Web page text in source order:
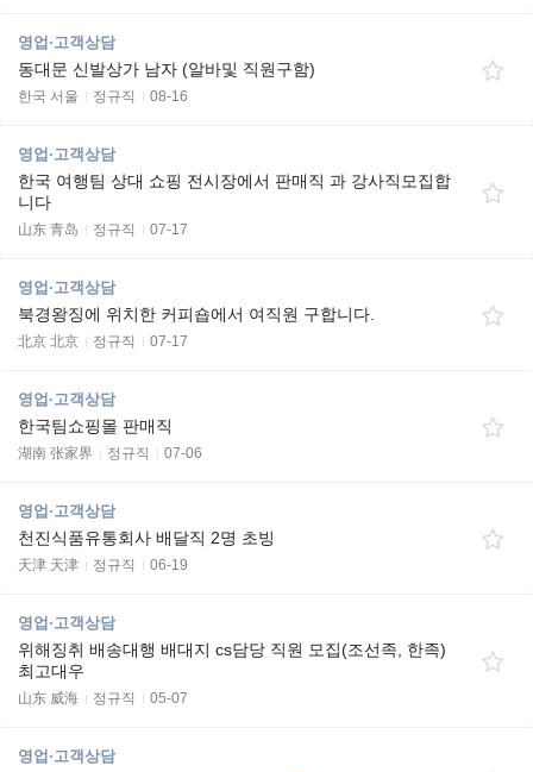
영업·고객상담
동대문 신발상가 남자 (알바및 직원구함)
한국 서울 정규직 08-16
영업·고객상담
한국 여행팀 상대 쇼핑 전시장에서 판매직 과 강사직모집합
니다
山东 青岛 정규직 07-17
영업·고객상담
북경왕징에 위치한 커피숍에서 여직원 구합니다.
北京 北京 정규직 07-17
영업·고객상담
한국팀쇼핑몰 판매직
湖南 张家界 정규직 07-06
영업·고객상담
천진식품유통회사 배달직 2명 초빙
天津 天津 정규직 06-19
영업·고객상담
위해징취 배송대행 배대지 cs담당 직원 모집(조선족, 한족)
최고대우
山东 威海 정규직 05-07
영업·고객상담